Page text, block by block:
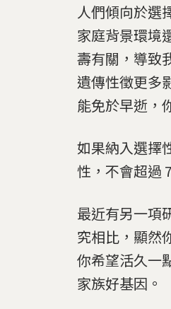
人們傾向於選
家庭背景環境
壽有關，導致
遺傳性徵更多
能免於早逝，
如果納入選擇
性，不會超過
最近有另一項
究相比，顯然
你希望活久一
家族好基因。